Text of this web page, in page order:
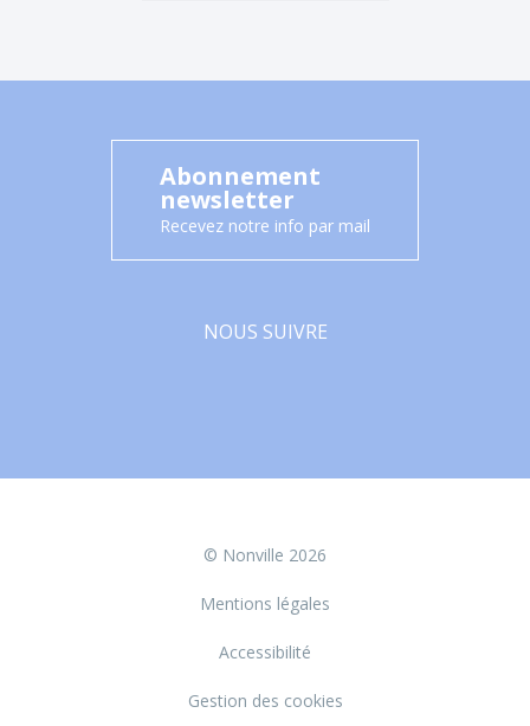
Abonnement
newsletter
Recevez notre info par mail
NOUS SUIVRE
© Nonville 2026
Mentions légales
Accessibilité
Gestion des cookies